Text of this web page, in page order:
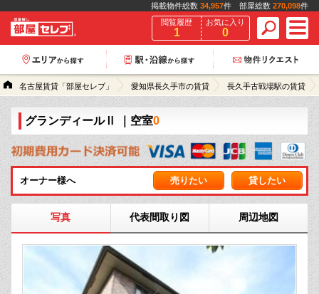
掲載物件総数 34,957件 部屋総数 270,098件
閲覧履歴
1
お気に入り
0
名古屋賃貸「部屋セレブ」 愛知県長久手市の賃貸 長久手古戦場駅の賃貸
グランディールⅡ ｜空室0
オーナー様へ 売りたい 貸したい
写真 代表間取り図 周辺地図